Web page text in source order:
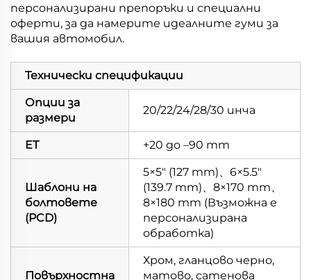
персонализирани препоръки и специални
оферти, за да намерите идеалните гуми за
вашия автомобил.
Технически спецификации
Опции за
размери
20/22/24/28/30 инча
ET +20 до –90 mm
Шаблони на
болтовете
(PCD)
5×5" (127 mm)、6×5.5"
(139.7 mm)、8×170 mm、
8×180 mm (Възможна е
персонализирана
обработка)
Повърхностна
Хром, гланцово черно,
матово, сатенова